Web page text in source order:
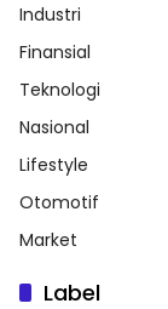
Industri
Finansial
Teknologi
Nasional
Lifestyle
Otomotif
Market
Label